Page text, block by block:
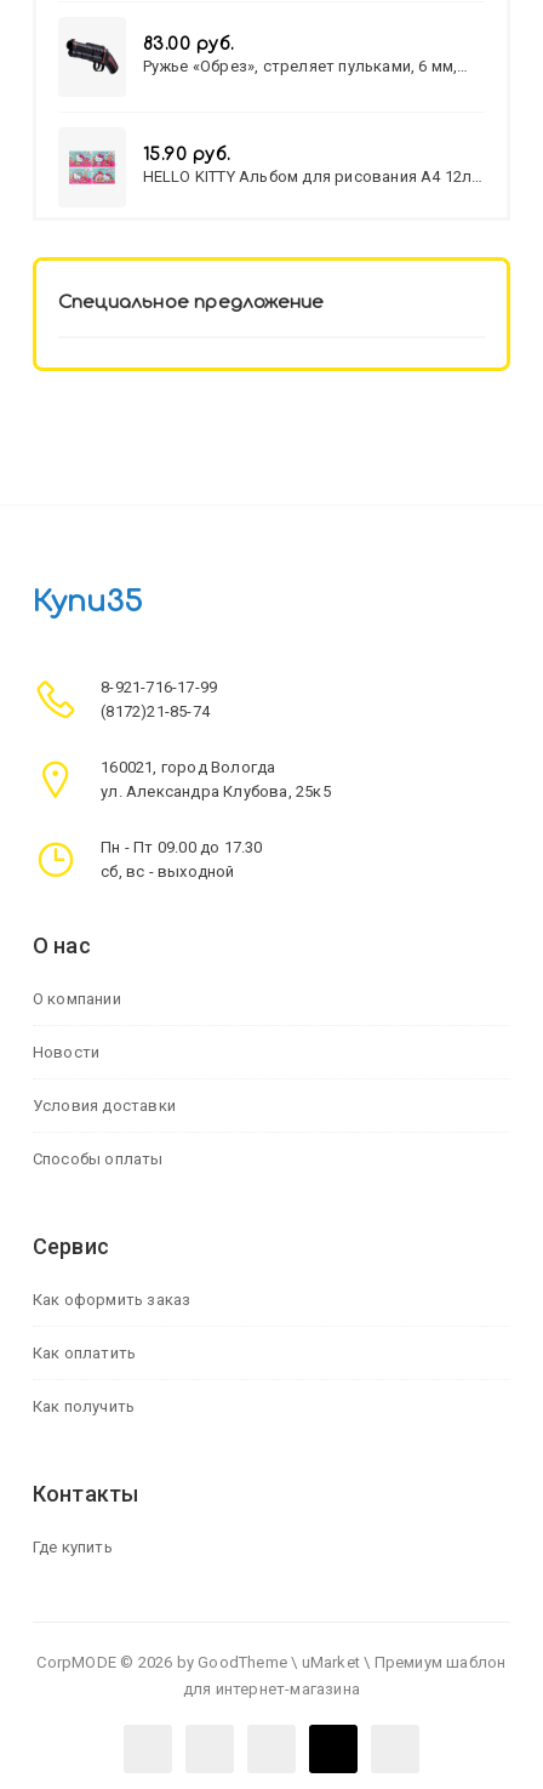
83.00 руб.
Ружье «Обрез», стреляет пульками, 6 мм,
15.90 руб.
HELLO KITTY Альбом для рисования А4 12л.
Специальное предложение
Купи35
8-921-716-17-99
(8172)21-85-74
160021, город Вологда
ул. Александра Клубова, 25к5
Пн - Пт 09.00 до 17.30
сб, вс - выходной
О нас
О компании
Новости
Условия доставки
Способы оплаты
Сервис
Как оформить заказ
Как оплатить
Как получить
Контакты
Где купить
CorpMODE © 2026 by GoodTheme \ uMarket \ Премиум шаблон
для интернет-магазина